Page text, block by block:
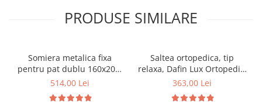
PRODUSE SIMILARE
Somiera metalica fixa
pentru pat dublu 160x200,
6 picioare, 32 lamele lemn
saltea ferm, negru
514,00 Lei
Saltea ortopedica, tip
relaxa, Dafin Lux Ortopedic,
90x200x21cm, fermitate
tip Bonell, fata vara-iarna,
363,00 Lei